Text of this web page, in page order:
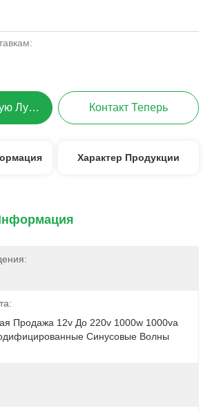
Лучшую Цену Контакт Теперь
Характер Продукции
Продажа 12v До 220v 1000w 1000va
Синусовые Волны